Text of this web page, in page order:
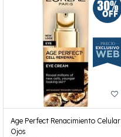
Age Perfect Renacimiento Celular
Ojos